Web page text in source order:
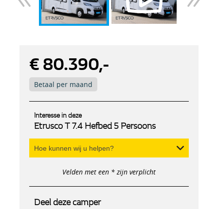
€ 80.390,-
Betaal per maand
Interesse in deze
Etrusco T 7.4 Hefbed 5 Persoons
Hoe kunnen wij u helpen?
Velden met een * zijn verplicht
Deel deze camper